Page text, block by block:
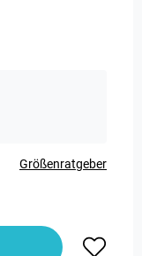
Größenratgeber